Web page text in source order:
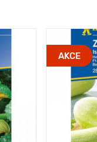
AKCE